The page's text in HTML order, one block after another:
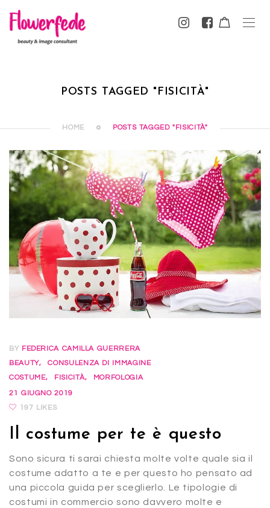
POSTS TAGGED "FISICITÀ"
HOME POSTS TAGGED "FISICITÀ"
BY FEDERICA CAMILLA GUERRERA
BEAUTY
CONSULENZA DI IMMAGINE
COSTUME
FISICITÀ
MORFOLOGIA
21 GIUGNO 2019
197 LIKES
Il costume per te è questo
Sono sicura ti sarai chiesta molte volte quale sia il
costume adatto a te e per questo ho pensato ad
una piccola guida per sceglierlo. Le tipologie di
costumi in commercio sono davvero molte e